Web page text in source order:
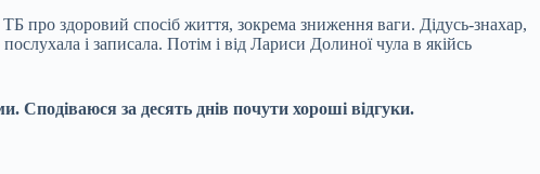
про здоровий спосіб життя, зокрема зниження ваги. Дідусь-знахар,
і записала. Потім і від Лариси Долиної чула в якійсь
Сподіваюся за десять днів почути хороші відгуки.